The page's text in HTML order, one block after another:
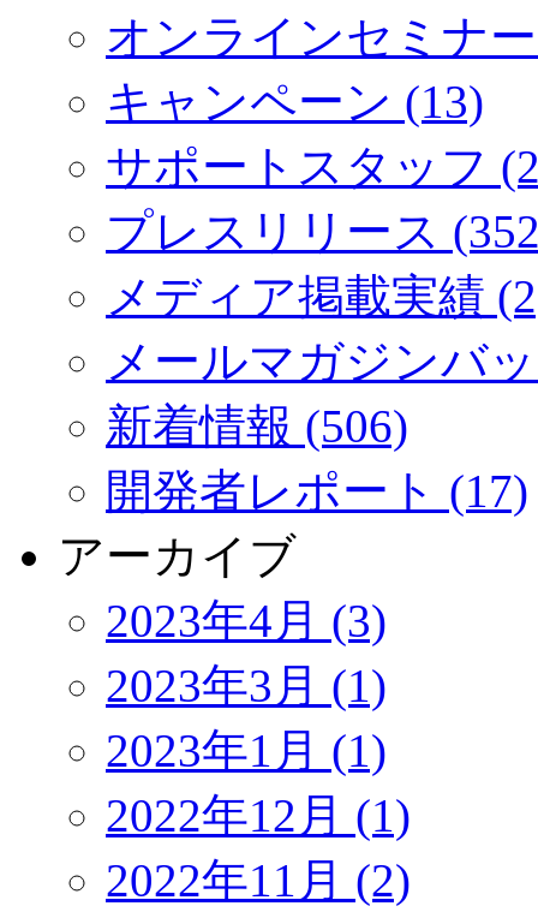
オンラインセミナ
キャンペーン (13)
サポートスタッフ
プレスリリース
メディア掲載実績
メールマガジンバ
新着情報 (506)
開発者レポート (17)
アーカイブ
2023年4月 (3)
2023年3月 (1)
2023年1月 (1)
2022年12月 (1)
2022年11月 (2)